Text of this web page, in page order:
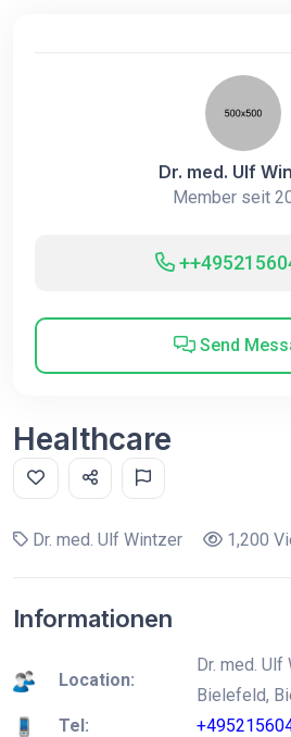
Dr. med. Ulf
Member seit
Send
Healthcare
Dr. med. Ulf Wintzer 1,200
Informationen
Location:
Dr. med. Ulf
Bielefeld,
Tel: